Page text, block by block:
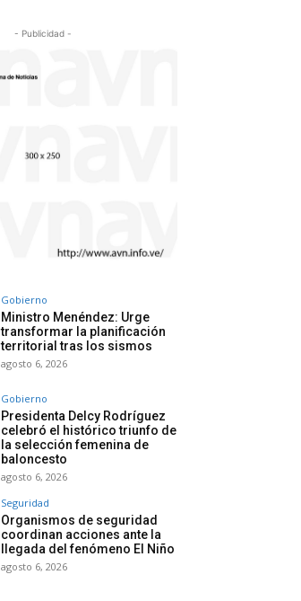
- Publicidad -
Gobierno
Ministro Menéndez: Urge
transformar la planificación
territorial tras los sismos
agosto 6, 2026
Gobierno
Presidenta Delcy Rodríguez
celebró el histórico triunfo de
la selección femenina de
baloncesto
agosto 6, 2026
Seguridad
Organismos de seguridad
coordinan acciones ante la
llegada del fenómeno El Niño
agosto 6, 2026